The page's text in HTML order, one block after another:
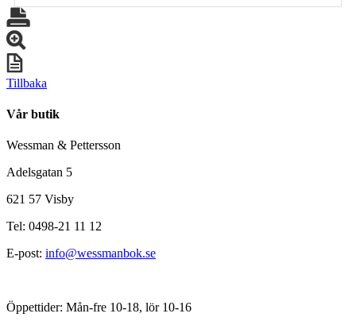
Tillbaka
Vår butik
Wessman & Pettersson
Adelsgatan 5
621 57 Visby
Tel: 0498-21 11 12
E-post: info@wessmanbok.se
Öppettider: Mån-fre 10-18, lör 10-16